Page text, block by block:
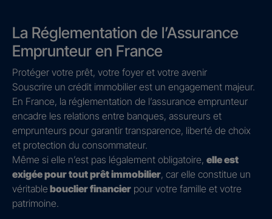
La Réglementation de l’Assurance
Emprunteur en France
Protéger votre prêt, votre foyer et votre avenir
Souscrire un crédit immobilier est un engagement majeur.
En France, la réglementation de l’assurance emprunteur
encadre les relations entre banques, assureurs et
emprunteurs pour garantir transparence, liberté de choix
et protection du consommateur.
Même si elle n’est pas légalement obligatoire, elle est
exigée pour tout prêt immobilier, car elle constitue un
véritable bouclier financier pour votre famille et votre
patrimoine.